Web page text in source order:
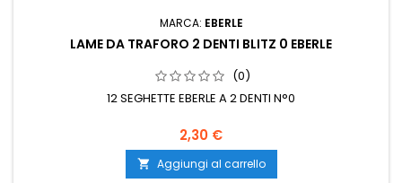
MARCA: EBERLE
LAME DA TRAFORO 2 DENTI BLITZ 0 EBERLE
(0)
12 SEGHETTE EBERLE A 2 DENTI N°0
2,30 €
 Aggiungi al carrello